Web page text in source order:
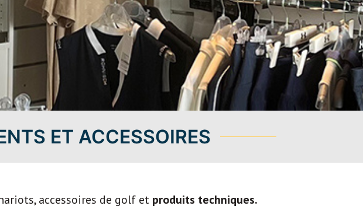
ET ACCESSOIRES
accessoires de golf et produits techniques.